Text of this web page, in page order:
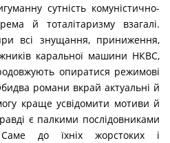
сутність комуністично-
й тоталітаризму взагалі.
всі знущання, приниження,
каральної машини НКВС,
опиратися режимові
романи вкрай актуальні й
краще усвідомити мотиви й
є палкими послідовниками
Саме до їхніх жорстоких і